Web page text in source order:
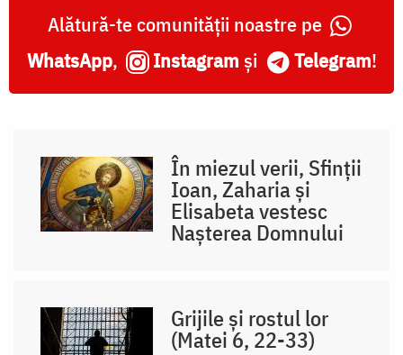
Alătură-te comunității noastre pe
WhatsApp, Instagram și Telegram!
În miezul verii, Sfinții
Ioan, Zaharia și
Elisabeta vestesc
Nașterea Domnului
Grijile și rostul lor
(Matei 6, 22-33)